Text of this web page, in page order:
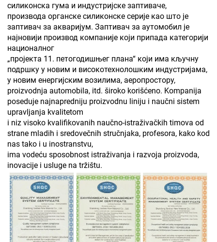
силиконска гума и индустријске заптиваче,
производа органске силиконске серије као што је
заптивач за акваријум. Заптивач за аутомобил је
најновији производ компаније који припада категорији
националног
„пројекта 11. петогодишњег плана“ који има кључну
подршку у новим и високотехнолошким индустријама,
у новим енергијским возилима, аеропростору,
proizvodnja automobila, itd. široko korišćeno. Kompanija
poseduje najnapredniju proizvodnu liniju i naučni sistem
upravljanja kvalitetom
i niz visoko kvalifikovanih naučno-istraživačkih timova od
strane mladih i sredovečnih stručnjaka, profesora, kako kod
nas tako i u inostranstvu,
ima vodeću sposobnost istraživanja i razvoja proizvoda,
inovacije i usluge na tržištu.